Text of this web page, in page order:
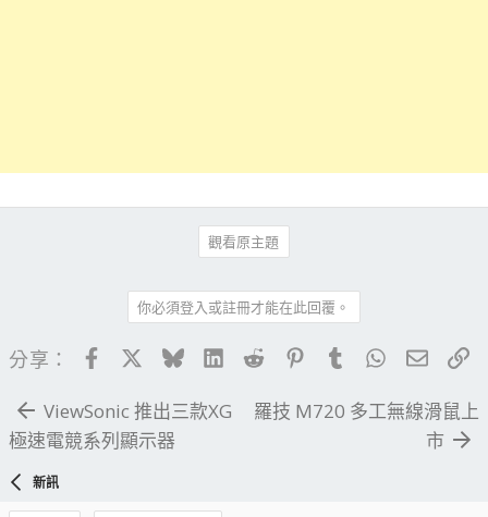
觀看原主題
你必須登入或註冊才能在此回覆。
分享： FacebookBlueskyLinkedIn
Reddit PinterestTumblrWhatsApp
電子
ViewSonic 推出三款XG
極速電競系列顯示器
羅技 M720 多工無線滑鼠上
市
新訊